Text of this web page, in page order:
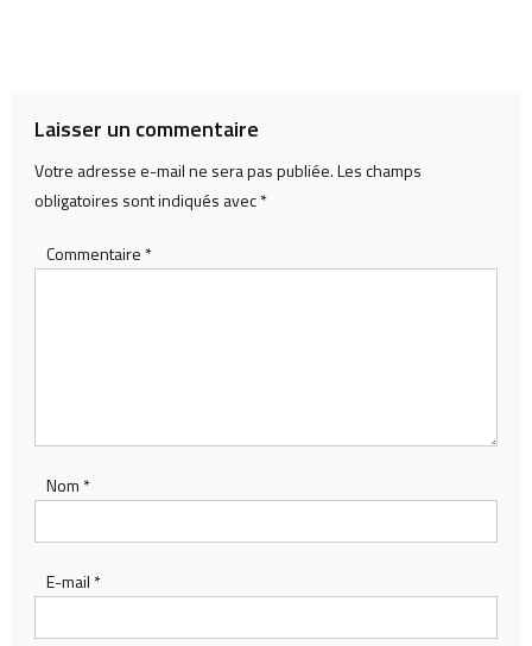
Laisser un commentaire
Votre adresse e-mail ne sera pas publiée.Les champs
obligatoires sont indiqués avec*
Commentaire *
Nom *
E-mail *